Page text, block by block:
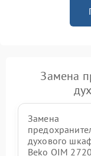
Замена
Замена
духового
Beko OIM